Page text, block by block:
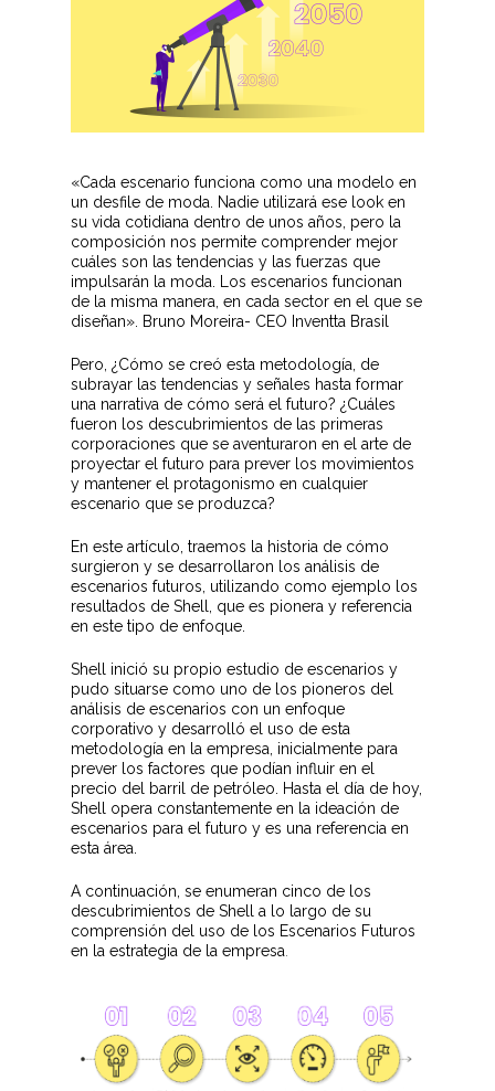
«Cada escenario funciona como una modelo en
un desfile de moda. Nadie utilizará ese look en
su vida cotidiana dentro de unos años, pero la
composición nos permite comprender mejor
cuáles son las tendencias y las fuerzas que
impulsarán la moda. Los escenarios funcionan
de la misma manera, en cada sector en el que se
diseñan». Bruno Moreira- CEO Inventta Brasil
Pero, ¿Cómo se creó esta metodología, de
subrayar las tendencias y señales hasta formar
una narrativa de cómo será el futuro? ¿Cuáles
fueron los descubrimientos de las primeras
corporaciones que se aventuraron en el arte de
proyectar el futuro para prever los movimientos
y mantener el protagonismo en cualquier
escenario que se produzca?
En este artículo, traemos la historia de cómo
surgieron y se desarrollaron los análisis de
escenarios futuros, utilizando como ejemplo los
resultados de Shell, que es pionera y referencia
en este tipo de enfoque.
Shell inició su propio estudio de escenarios y
pudo situarse como uno de los pioneros del
análisis de escenarios con un enfoque
corporativo y desarrolló el uso de esta
metodología en la empresa, inicialmente para
prever los factores que podían influir en el
precio del barril de petróleo. Hasta el día de hoy,
Shell opera constantemente en la ideación de
escenarios para el futuro y es una referencia en
esta área.
A continuación, se enumeran cinco de los
descubrimientos de Shell a lo largo de su
comprensión del uso de los Escenarios Futuros
en la estrategia de la empresa